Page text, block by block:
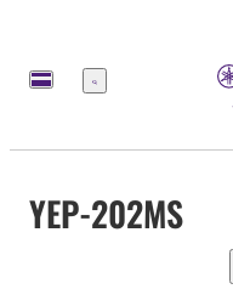
Menú
YEP-202MS